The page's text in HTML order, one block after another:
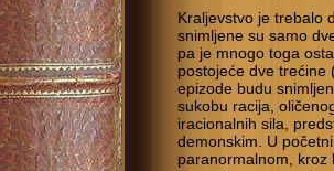
Kraljevstvo je trebalo
snimljene su samo
pa je mnogo toga
postojeće dve trećine
epizode budu
sukobu racija,
iracionalnih sila,
demonskim. U
paranormalnom, kroz